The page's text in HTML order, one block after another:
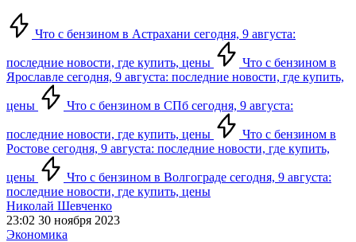
Что с бензином в Астрахани сегодня, 9 августа:
последние новости, где купить, цены
Что с бензином в
Ярославле сегодня, 9 августа: последние новости, где купить,
цены Что с бензином в СПб сегодня, 9 августа:
последние новости, где купить, цены
Что с бензином в
Ростове сегодня, 9 августа: последние новости, где купить,
цены
Что с бензином в Волгограде сегодня, 9 августа:
последние новости, где купить, цены
Николай Шевченко
23:02 30 ноября 2023
Экономика